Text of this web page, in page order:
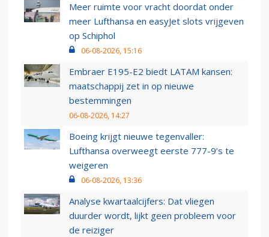
Meer ruimte voor vracht doordat onder
meer Lufthansa en easyJet slots vrijgeven
op Schiphol
06-08-2026, 15:16
Embraer E195-E2 biedt LATAM kansen:
maatschappij zet in op nieuwe
bestemmingen
06-08-2026, 14:27
Boeing krijgt nieuwe tegenvaller:
Lufthansa overweegt eerste 777-9’s te
weigeren
06-08-2026, 13:36
Analyse kwartaalcijfers: Dat vliegen
duurder wordt, lijkt geen probleem voor
de reiziger